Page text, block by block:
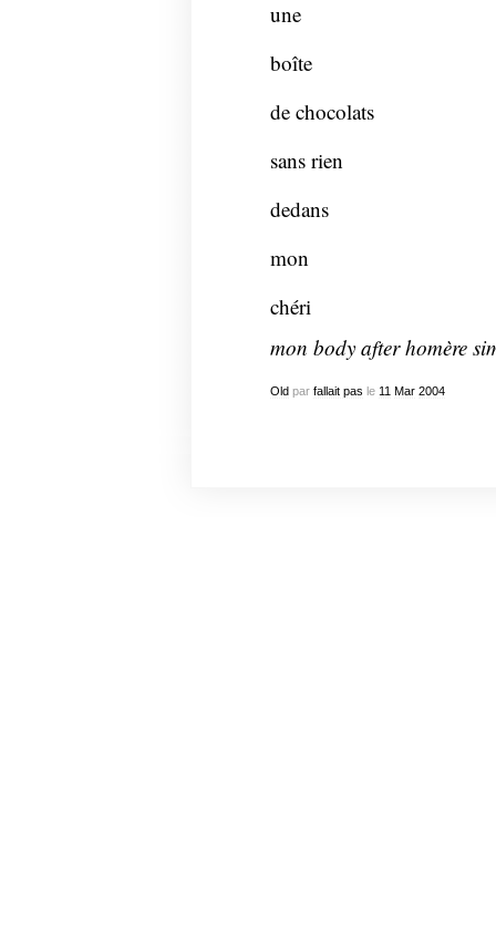
une
boîte
de chocolats
sans rien
dedans
mon
chéri
mon body after homère
Old par fallait pas le 11 Mar 2004